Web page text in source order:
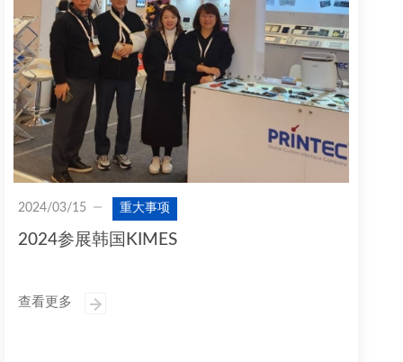
2024/03/15 重大事项
2024参展韩国KIMES
查看更多